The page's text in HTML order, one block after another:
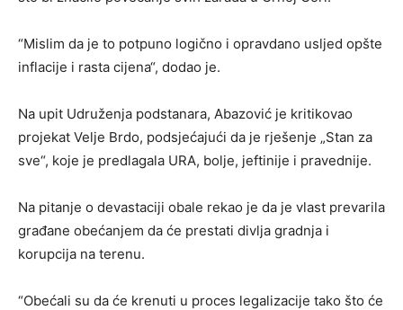
“Mislim da je to potpuno logično i opravdano usljed opšte
inflacije i rasta cijena“, dodao je.
Na upit Udruženja podstanara, Abazović je kritikovao
projekat Velje Brdo, podsjećajući da je rješenje „Stan za
sve“, koje je predlagala URA, bolje, jeftinije i pravednije.
Na pitanje o devastaciji obale rekao je da je vlast prevarila
građane obećanjem da će prestati divlja gradnja i
korupcija na terenu.
“Obećali su da će krenuti u proces legalizacije tako što će